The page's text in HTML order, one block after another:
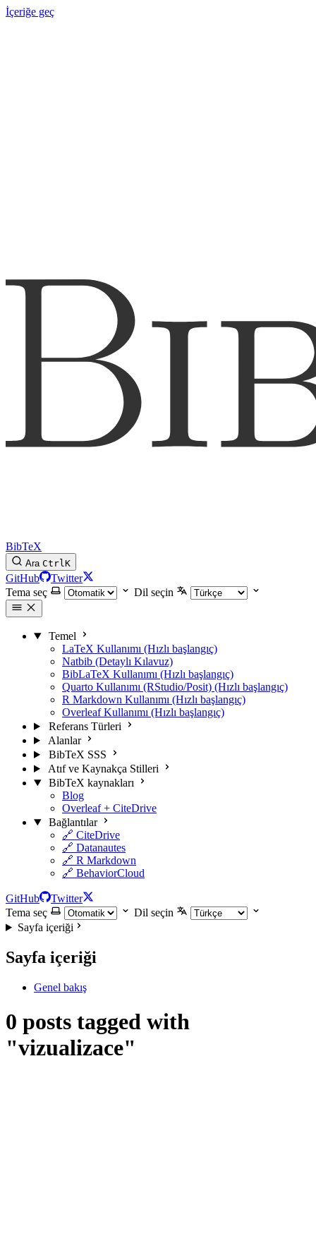
İçeriğe geç
BibTeX
Ara CtrlK
GitHub
Twitter
Tema seç
Dil seçin
Temel
LaTeX Kullanımı (Hızlı başlangıç)
Natbib (Detaylı Kılavuz)
BibLaTeX Kullanımı (Hızlı başlangıç)
Quarto Kullanımı (RStudio/Posit) (Hızlı başlangıç)
R Markdown Kullanımı (Hızlı başlangıç)
Overleaf Kullanımı (Hızlı başlangıç)
Referans Türleri
Alanlar
BibTeX SSS
Atıf ve Kaynakça Stilleri
BibTeX kaynakları
Blog
Overleaf + CiteDrive
Bağlantılar
🔗 CiteDrive
🔗 Datanautes
🔗 R Markdown
🔗 BehaviorCloud
GitHub
Twitter
Tema seç
Dil seçin
Sayfa içeriği
Sayfa içeriği
Genel bakış
0 posts tagged with
"vizualizace"